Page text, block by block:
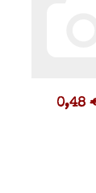
0,48